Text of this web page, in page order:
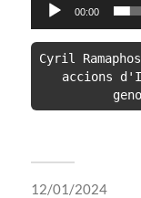
00:00
Cyril
accions
12/01/2024